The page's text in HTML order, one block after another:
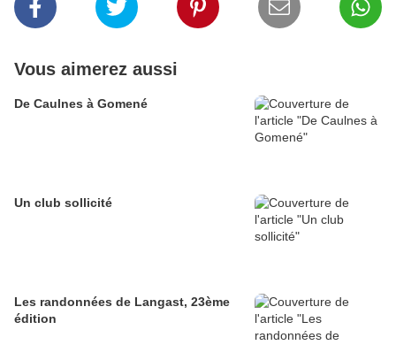
Vous aimerez aussi
De Caulnes à Gomené
Un club sollicité
Les randonnées de Langast, 23ème
édition